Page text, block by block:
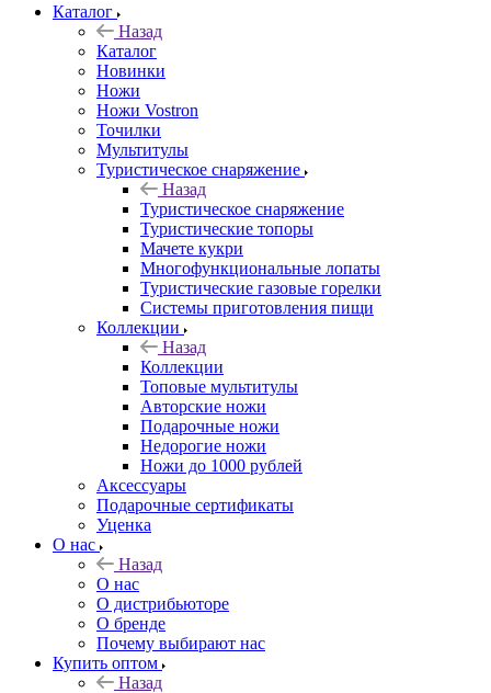
Каталог
Назад
Каталог
Новинки
Ножи
Ножи Vostron
Точилки
Мультитулы
Туристическое снаряжение
Назад
Туристическое снаряжение
Туристические топоры
Мачете кукри
Многофункциональные лопаты
Туристические газовые горелки
Системы приготовления пищи
Коллекции
Назад
Коллекции
Топовые мультитулы
Авторские ножи
Подарочные ножи
Недорогие ножи
Ножи до 1000 рублей
Аксессуары
Подарочные сертификаты
Уценка
О нас
Назад
О нас
О дистрибьюторе
О бренде
Почему выбирают нас
Купить оптом
Назад